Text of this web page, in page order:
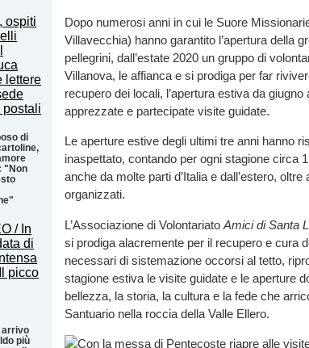
di
"Non
arrivo
più
Dopo numerosi anni in cui le Suore
Villavecchia) hanno garantito l’apertura della
pellegrini, dall’estate 2020 un gruppo di
Villanova, le affianca e si prodiga per far
recupero dei locali, l’apertura estiva da
apprezzate e partecipate visite guidate.
Le aperture estive degli ultimi tre anni hanno
inaspettato, contando per ogni stagione circa
anche da molte parti d’Italia e dall’estero,
organizzati.
L’Associazione di Volontariato Amici di Santa
si prodiga alacremente per il recupero e cura
necessari di sistemazione occorsi al tetto,
stagione estiva le visite guidate e le aperture
bellezza, la storia, la cultura e la fede che
Santuario nella roccia della Valle Ellero.